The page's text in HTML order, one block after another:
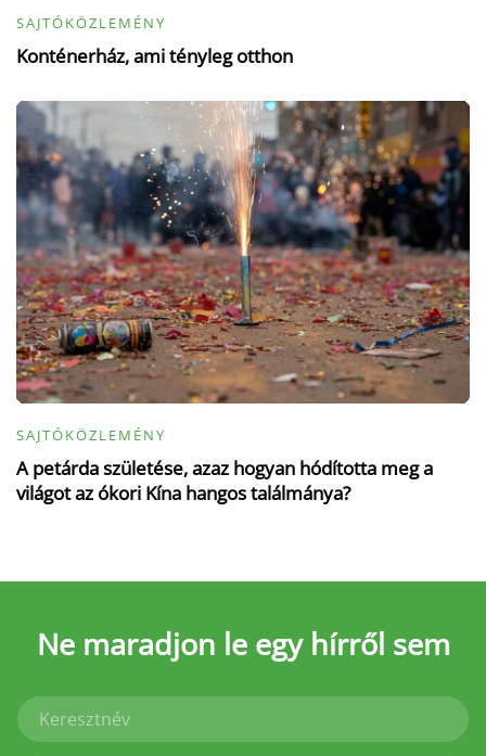
SAJTÓKÖZLEMÉNY
Konténerház, ami tényleg otthon
SAJTÓKÖZLEMÉNY
A petárda születése, azaz hogyan hódította meg a
világot az ókori Kína hangos találmánya?
Ne maradjon le egy hírről sem